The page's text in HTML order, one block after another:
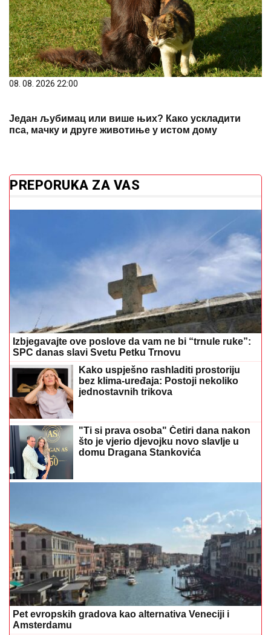
08. 08. 2026 22:00
Један љубимац или више њих? Како ускладити
пса, мачку и друге животиње у истом дому
PREPORUKA ZA VAS
Izbjegavajte ove poslove da vam ne bi “trnule ruke”:
SPC danas slavi Svetu Petku Trnovu
Kako uspješno rashladiti prostoriju
bez klima-uređaja: Postoji nekoliko
jednostavnih trikova
"Ti si prava osoba" Četiri dana nakon
što je vjerio djevojku novo slavlje u
domu Dragana Stankovića
Pet evropskih gradova kao alternativa Veneciji i
Amsterdamu